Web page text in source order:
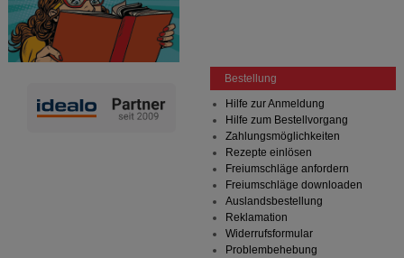
Bestellung
Hilfe zur Anmeldung
Hilfe zum Bestellvorgang
Zahlungsmöglichkeiten
Rezepte einlösen
Freiumschläge anfordern
Freiumschläge downloaden
Auslandsbestellung
Reklamation
Widerrufsformular
Problembehebung